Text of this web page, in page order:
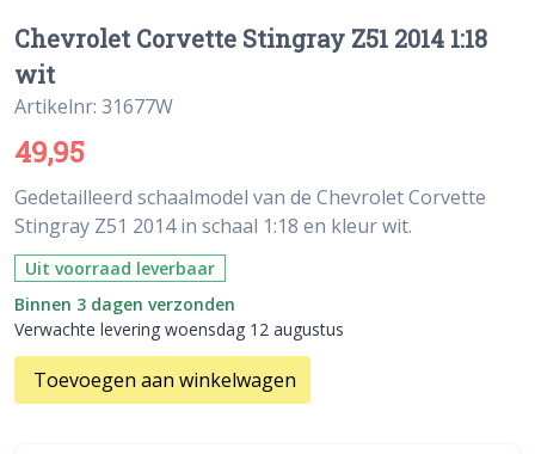
Chevrolet Corvette Stingray Z51 2014 1:18
wit
Artikelnr: 31677W
49,95
Gedetailleerd schaalmodel van de Chevrolet Corvette
Stingray Z51 2014 in schaal 1:18 en kleur wit.
Uit voorraad leverbaar
Binnen 3 dagen verzonden
Verwachte levering woensdag 12 augustus
Toevoegen aan winkelwagen